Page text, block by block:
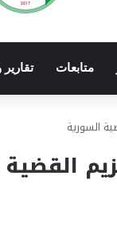
متابعات
السورية